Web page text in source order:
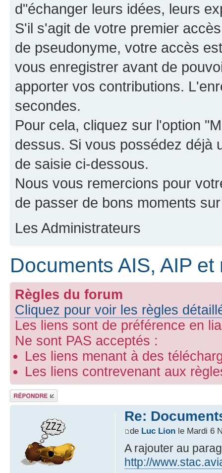
d"échanger leurs idées, leurs
S'il s'agit de votre premier
de pseudonyme, votre accès
vous enregistrer avant de
apporter vos contributions.
secondes.
Pour cela, cliquez sur l'option
dessus. Si vous possédez déjà
de saisie ci-dessous.
Nous vous remercions pour
de passer de bons moments
Les Administrateurs
Documents AIS, AIP
Règles du forum
Cliquez pour voir les règles
Les liens sont de préférence en
Ne sont PAS acceptés :
Les liens menant à des
Les liens contrevenant aux
Répondre
Re:
de Luc Lionle Mardi 6
A rajouter au
http://